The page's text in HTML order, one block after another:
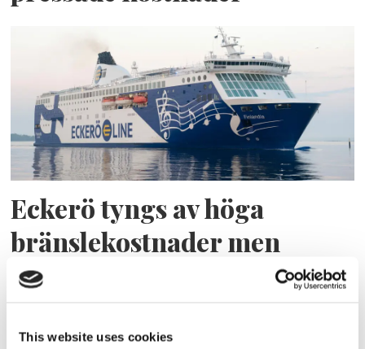
This website uses cookies
Eckerö tyngs av höga
bränslekostnader men
frakten fortsätter växa